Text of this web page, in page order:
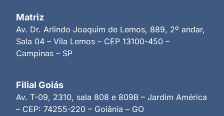
Matriz
Av. Dr. Arlindo Joaquim de Lemos, 889, 2º andar,
Sala 04 – Vila Lemos – CEP 13100-450 –
Campinas – SP
Filial Goiás
Av. T-09, 2310, sala 808 e 809B – Jardim América
– CEP: 74255-220 – Goiânia – GO